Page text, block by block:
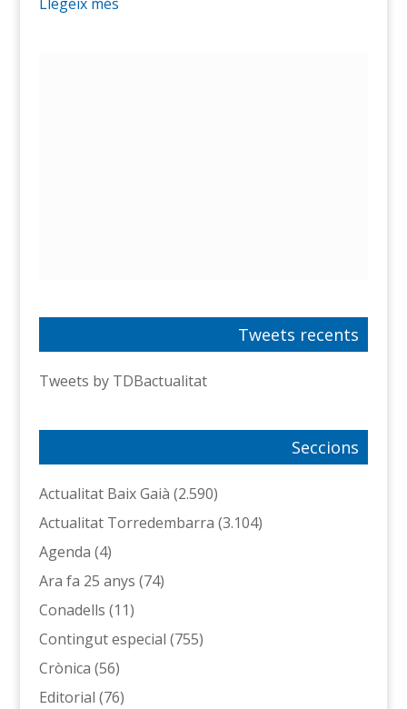
Tweets recents
Tweets by TDBactualitat
Seccions
Actualitat Baix Gaià (2.590)
Actualitat Torredembarra (3.104)
Agenda (4)
Ara fa 25 anys (74)
Conadells (11)
Contingut especial (755)
Crònica (56)
Editorial (76)